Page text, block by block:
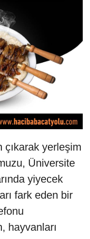
çıkarak yerleşim
Üniversite
yiyecek
fark eden bir
hayvanları